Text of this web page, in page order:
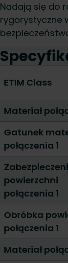
Nadają się do
rygorystyczne
ETIM Class
Materiał
Gatunek
połączenia 1
powierzchni
połączenia 1
Obróbka
połączenia 1
Materiał